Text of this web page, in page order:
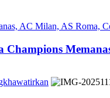
AC Milan, AS Roma,